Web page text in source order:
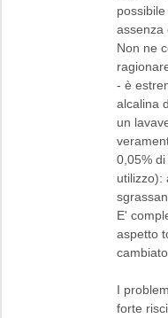
assenza
Non ne
- è
alcalina
un
0,05%
utilizzo):
E'
aspetto
I
forte